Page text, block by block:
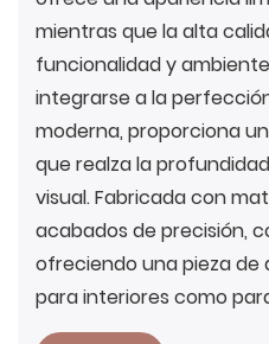
mientras que la alta
funcionalidad y
integrarse a la
moderna, proporciona
que realza la
visual. Fabricada con
acabados de precisión,
ofreciendo una pieza
para interiores como